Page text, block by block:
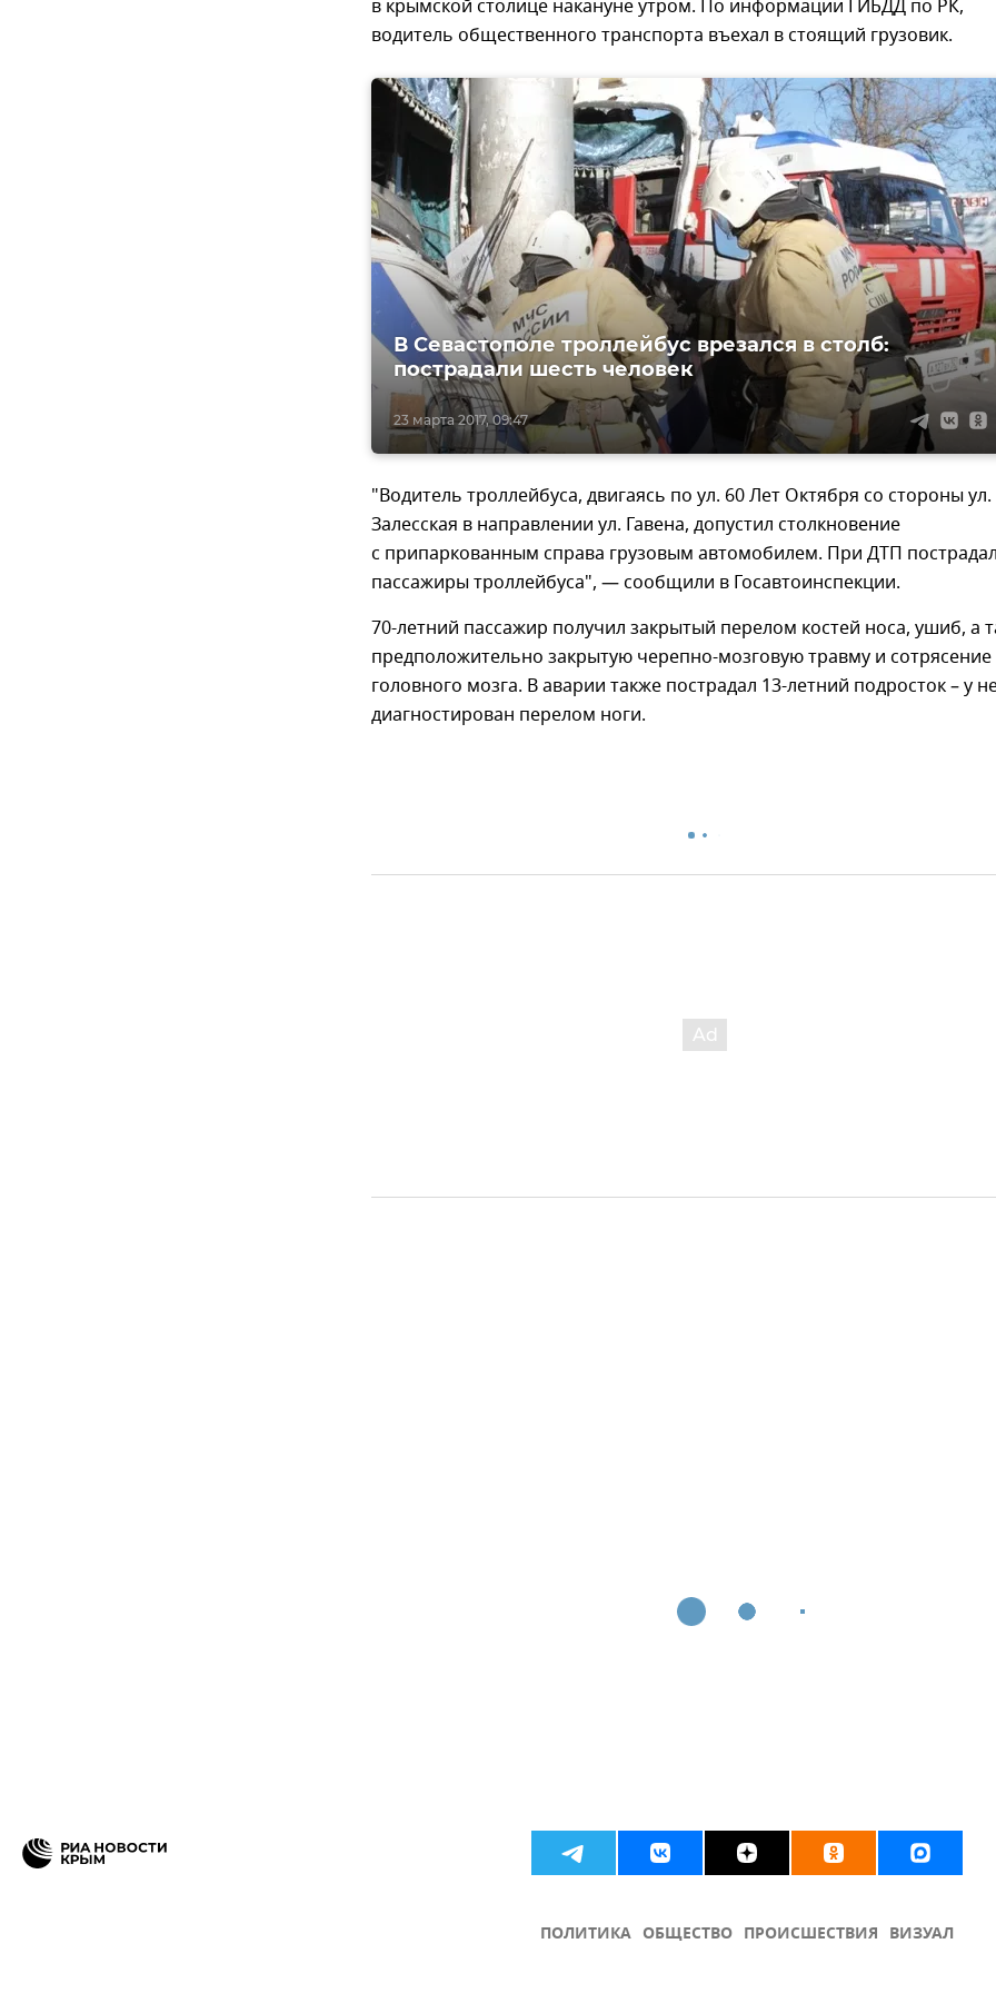
в крымской столице накануне утром. По информации ГИБДД по РК,
водитель общественного транспорта въехал в стоящий грузовик.
23 марта 2017, 09:47
В Севастополе троллейбус врезался в столб:
пострадали шесть человек
"Водитель троллейбуса, двигаясь по ул. 60 Лет Октября со стороны ул.
Залесская в направлении ул. Гавена, допустил столкновение
с припаркованным справа грузовым автомобилем. При ДТП
пассажиры троллейбуса", — сообщили в Госавтоинспекции.
70-летний пассажир получил закрытый перелом костей носа, ушиб, а
предположительно закрытую черепно-мозговую травму и сотрясение
головного мозга. В аварии также пострадал 13-летний подросток – у
диагностирован перелом ноги.
ПОЛИТИКА ОБЩЕСТВО ПРОИСШЕСТВИЯ ВИЗУАЛ